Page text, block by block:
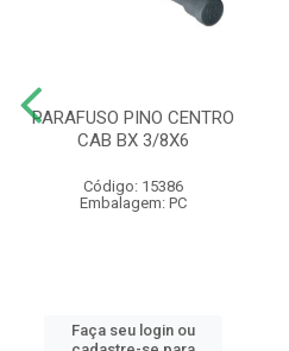
PARAFUSO PINO CENTRO
CAB BX 3/8X6
Código: 15386
Embalagem: PC
Faça seu login ou